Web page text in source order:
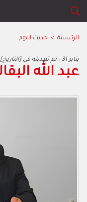
الرئيسية > حديث اليوم
2024 يناير 31 - تم تعديله في [التاريخ]
عبد الله